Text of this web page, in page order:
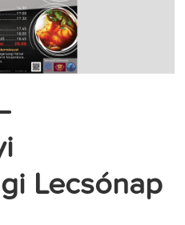
Lecsónap